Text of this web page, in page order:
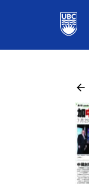
arrow_back